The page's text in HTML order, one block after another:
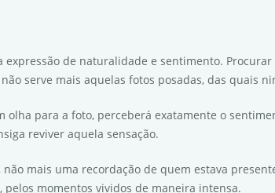
de naturalidade e sentimento.
serve mais aquelas fotos posadas, das quais
para a foto, perceberá exatamente o
reviver aquela sensação.
mais uma recordação de quem estava
momentos vividos de maneira intensa.